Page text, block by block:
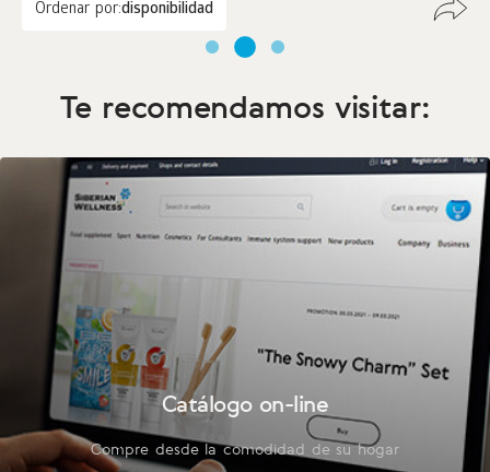
Ordenar por:disponibilidad
Te recomendamos visitar:
Catálogo on-line
Compre desde la comodidad de su hogar